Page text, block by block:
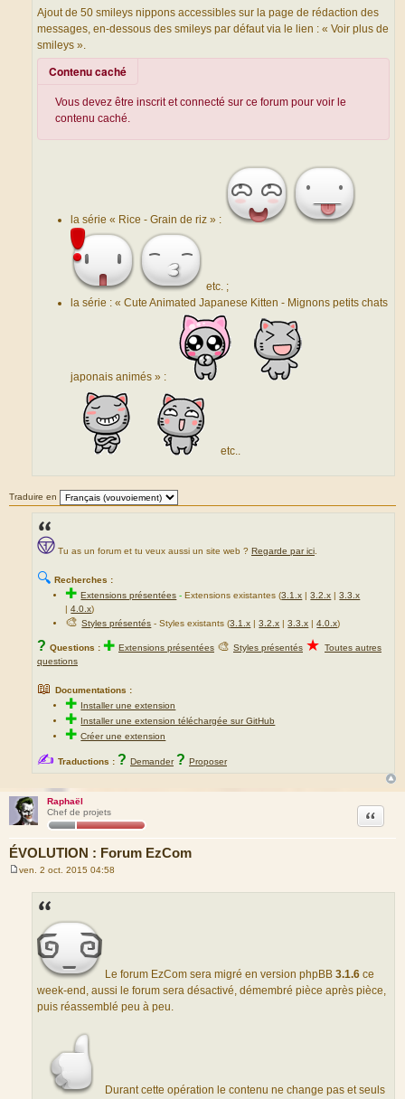
Ajout de 50 smileys nippons accessibles sur la page de rédaction des
messages, en-dessous des smileys par défaut via le lien : « Voir plus de
smileys ».
Contenu caché
Vous devez être inscrit et connecté sur ce forum pour voir le
contenu caché.
la série « Rice - Grain de riz » :
etc. ;
la série : « Cute Animated Japanese Kitten - Mignons petits chats
japonais animés » :
etc..
Traduire en
Tu as un forum et tu veux aussi un site web ? Regarde par ici
🔍 Recherches :
✚Extensions présentées -Extensions existantes (3.1.x |3.2.x |3.3.x
|4.0.x)
🎨Styles présentés - Styles existants (3.1.x |3.2.x |3.3.x |4.0.x)
? Questions : ✚ Extensions présentées 🎨 Styles présentés ★ Toutes autres
questions
📖 Documentations :
✚ Installer une extension
✚ Installer une extension téléchargée sur GitHub
✚Créer une extension
✍ Traductions : ? Demander ? Proposer
Raphaël
Chef de projets
ÉVOLUTION : Forum EzCom
Citation
ven. 2 oct. 2015 04:58
Le forum EzCom sera migré en version phpBB 3.1.6 ce
week-end, aussi le forum sera désactivé, démembré pièce après pièce,
puis réassemblé peu à peu.
Durant cette opération le contenu ne change pas et seuls